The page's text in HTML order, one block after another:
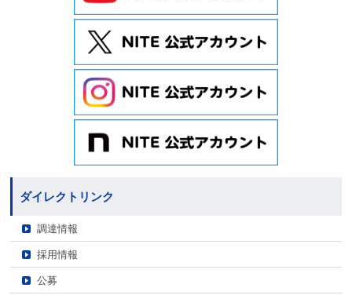
ダイレクトリンク
調達情報
採用情報
公募